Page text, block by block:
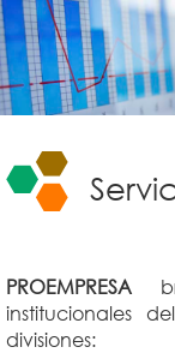
PROEMPRESA
institucionales
divisiones: